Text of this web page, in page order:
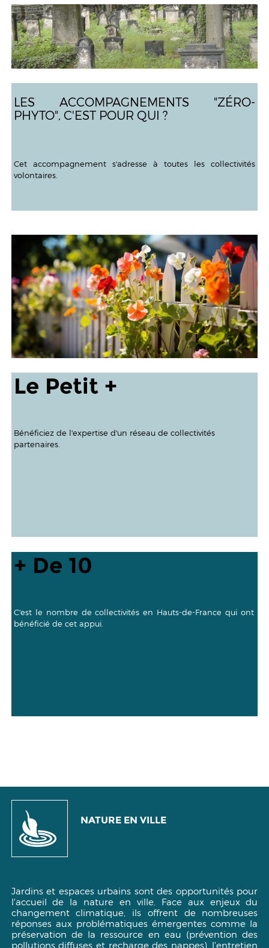
LES ACCOMPAGNEMENTS "ZÉRO-
PHYTO", C'EST POUR QUI ?
Cet accompagnement s'adresse à toutes les collectivités
volontaires.
Le Petit +
Bénéficiez de l'expertise d'un réseau de collectivités
partenaires.
+ De 10
C'est le nombre de collectivités en Hauts-de-France qui ont
bénéficié de cet appui.
NATURE EN VILLE
Jardins et espaces urbains sont des opportunités pour
l'accueil de la nature en ville. Face aux enjeux du
changement climatique, ils offrent de nombreuses
réponses aux problématiques émergentes comme la
préservation de la ressource en eau (prévention des
pollutions diffuses et recharge des nappes), l'entretien